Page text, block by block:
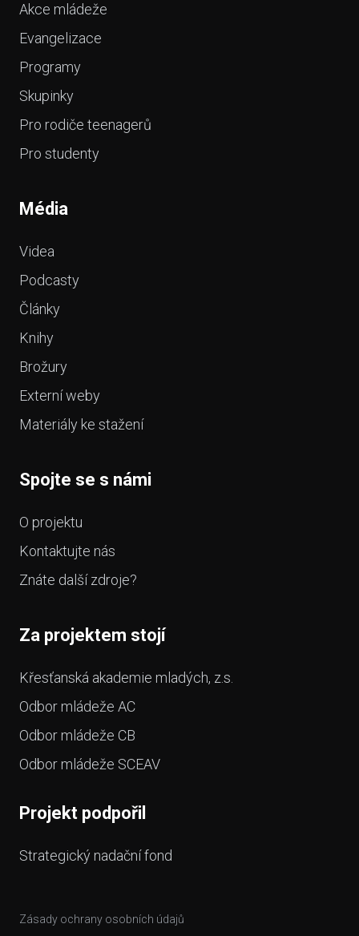
Akce mládeže
Evangelizace
Programy
Skupinky
Pro rodiče teenagerů
Pro studenty
Média
Videa
Podcasty
Články
Knihy
Brožury
Externí weby
Materiály ke stažení
Spojte se s námi
O projektu
Kontaktujte nás
Znáte další zdroje?
Za projektem stojí
Křesťanská akademie mladých, z.s.
Odbor mládeže AC
Odbor mládeže CB
Odbor mládeže SCEAV
Projekt podpořil
Strategický nadační fond
Zásady ochrany osobních údajů